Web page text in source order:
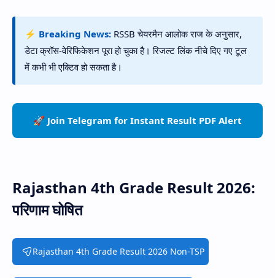
⚡ Breaking News: RSSB चेयरमैन आलोक राज के अनुसार,
डेटा क्रॉस-वेरिफिकेशन पूरा हो चुका है। रिजल्ट लिंक नीचे दिए गए टूल
में कभी भी एक्टिव हो सकता है।
🚀 Join Telegram for Instant Result PDF Alert
Rajasthan 4th Grade Result 2026:
परिणाम घोषित
Rajasthan 4th Grade Result 2026 Non-TSP